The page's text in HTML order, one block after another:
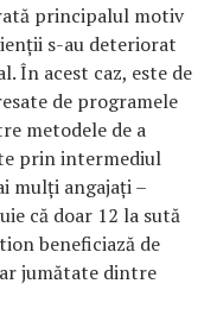
principalul motiv
s-au deteriorat
În acest caz, este de
de programele
metodele de a
prin intermediul
mulți angajați –
că doar 12 la sută
beneficiază de
jumătate dintre